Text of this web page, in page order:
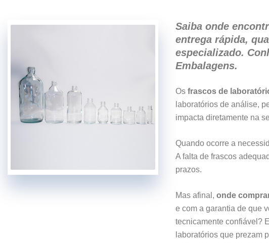
Saiba onde
entrega rápida,
especializado.
Embalagens.
Os frascos de
laboratórios de análise,
impacta diretamente na
Quando ocorre a
A falta de frascos
prazos.
Mas afinal, onde
e com a garantia de que
tecnicamente confiável?
laboratórios que prezam